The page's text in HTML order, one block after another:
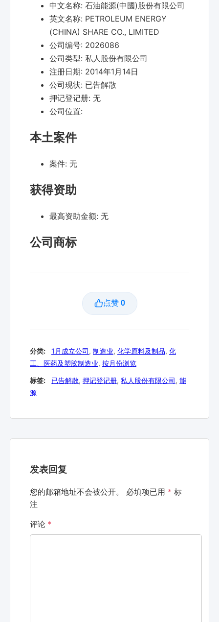
中文名称: 石油能源(中國)股份有限公司
英文名称: PETROLEUM ENERGY
(CHINA) SHARE CO., LIMITED
公司编号: 2026086
公司类型: 私人股份有限公司
注册日期: 2014年1月14日
公司现状: 已告解散
押记登记册: 无
公司位置:
本土案件
案件: 无
获得资助
最高资助金额: 无
公司商标
点赞 0
分类: 1月成立公司, 制造业, 化学原料及制品, 化
工、医药及塑胶制造业, 按月份浏览
标签: 已告解散, 押记登记册, 私人股份有限公司, 能
源
发表回复
您的邮箱地址不会被公开。 必填项已用 * 标
注
评论 *